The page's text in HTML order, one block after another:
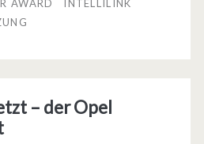
AWARD
INTELLILINK
– der Opel